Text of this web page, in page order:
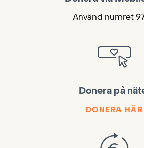
Använd numret
Donera på
DONERA HÄR